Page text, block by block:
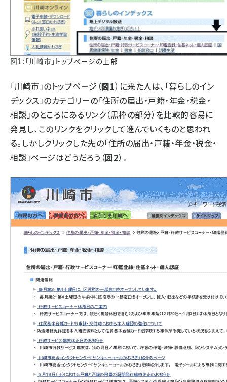
図1：「川崎市」 トップページの上部
「川崎市」のトップページ（図1）に来た人は、「暮らしのイン
デックス」のカテゴリーの「住所の届出・戸籍・年金・税金・
相談」のところにあるリンク（黒枠の部分）を比較的容易に
発見し、このリンクをクリックして進んでいくものと思われ
る。しかしクリックした先の「住所の届出・戸籍・年金・税金・
相談」ページはどうだろう（図2）。